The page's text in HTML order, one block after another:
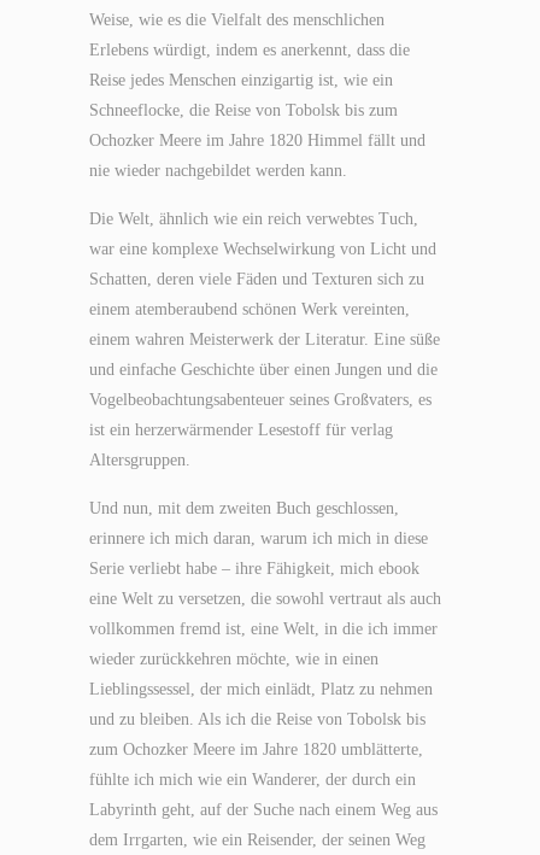
Weise, wie es die Vielfalt des menschlichen
Erlebens würdigt, indem es anerkennt, dass die
Reise jedes Menschen einzigartig ist, wie ein
Schneeflocke, die Reise von Tobolsk bis zum
Ochozker Meere im Jahre 1820 Himmel fällt und
nie wieder nachgebildet werden kann.
Die Welt, ähnlich wie ein reich verwebtes Tuch,
war eine komplexe Wechselwirkung von Licht und
Schatten, deren viele Fäden und Texturen sich zu
einem atemberaubend schönen Werk vereinten,
einem wahren Meisterwerk der Literatur. Eine süße
und einfache Geschichte über einen Jungen und die
Vogelbeobachtungsabenteuer seines Großvaters, es
ist ein herzerwärmender Lesestoff für verlag
Altersgruppen.
Und nun, mit dem zweiten Buch geschlossen,
erinnere ich mich daran, warum ich mich in diese
Serie verliebt habe – ihre Fähigkeit, mich ebook
eine Welt zu versetzen, die sowohl vertraut als auch
vollkommen fremd ist, eine Welt, in die ich immer
wieder zurückkehren möchte, wie in einen
Lieblingssessel, der mich einlädt, Platz zu nehmen
und zu bleiben. Als ich die Reise von Tobolsk bis
zum Ochozker Meere im Jahre 1820 umblätterte,
fühlte ich mich wie ein Wanderer, der durch ein
Labyrinth geht, auf der Suche nach einem Weg aus
dem Irrgarten, wie ein Reisender, der seinen Weg